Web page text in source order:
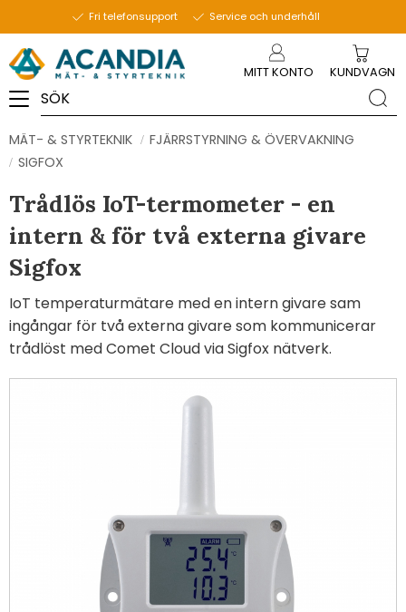
Fri telefonsupport Service och underhåll
MITT KONTO KUNDVAGN
MÄT- & STYRTEKNIK
FJÄRRSTYRNING & ÖVERVAKNING
SIGFOX
Trådlös IoT-termometer - en
intern & för två externa givare
Sigfox
IoT temperaturmätare med en intern givare sam
ingångar för två externa givare som kommunicerar
trådlöst med Comet Cloud via Sigfox nätverk.